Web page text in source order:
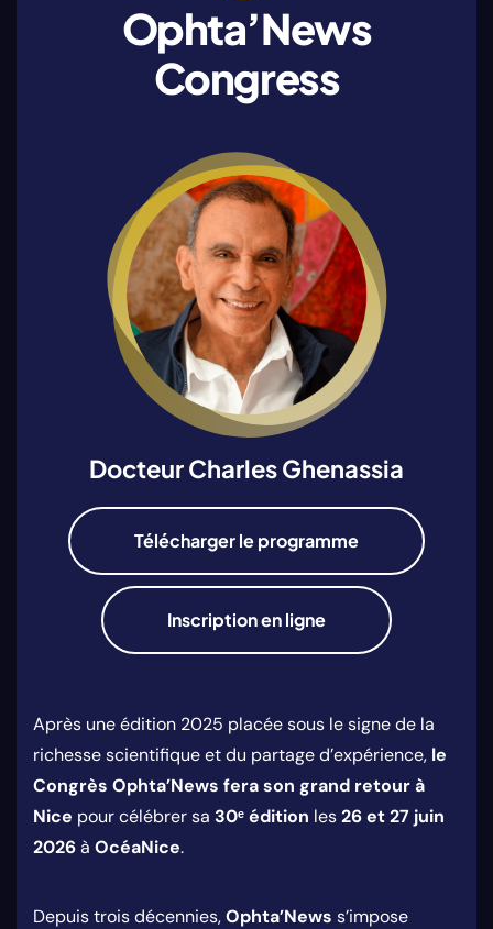
Ophta’News
Congress
Docteur Charles Ghenassia
Télécharger le programme
Inscription en ligne
Après une édition 2025 placée sous le signe de la
richesse scientifique et du partage d’expérience, le
Congrès Ophta’News fera son grand retour à
Nice pour célébrer sa 30ᵉ édition les26 et 27 juin
2026à OcéaNice.
Depuis trois décennies,Ophta’News s’impose